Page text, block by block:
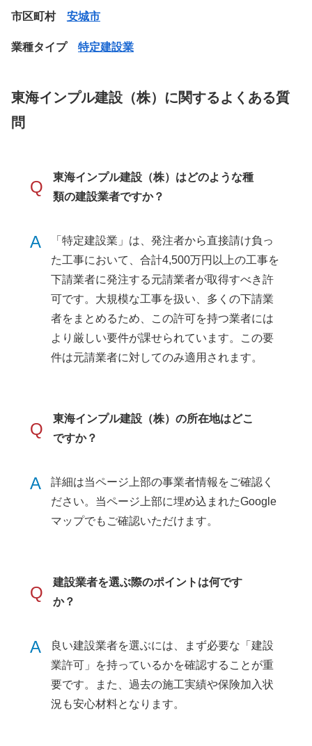
市区町村 安城市
業種タイプ 特定建設業
東海インプル建設（株）に関するよくある質
問
Q
東海インプル建設（株）はどのような種
類の建設業者ですか？
A
「特定建設業」は、発注者から直接請け負っ
た工事において、合計4,500万円以上の工事を
下請業者に発注する元請業者が取得すべき許
可です。大規模な工事を扱い、多くの下請業
者をまとめるため、この許可を持つ業者には
より厳しい要件が課せられています。この要
件は元請業者に対してのみ適用されます。
Q
東海インプル建設（株）の所在地はどこ
ですか？
A
詳細は当ページ上部の事業者情報をご確認く
ださい。当ページ上部に埋め込まれたGoogle
マップでもご確認いただけます。
Q
建設業者を選ぶ際のポイントは何です
か？
A
良い建設業者を選ぶには、まず必要な「建設
業許可」を持っているかを確認することが重
要です。また、過去の施工実績や保険加入状
況も安心材料となります。